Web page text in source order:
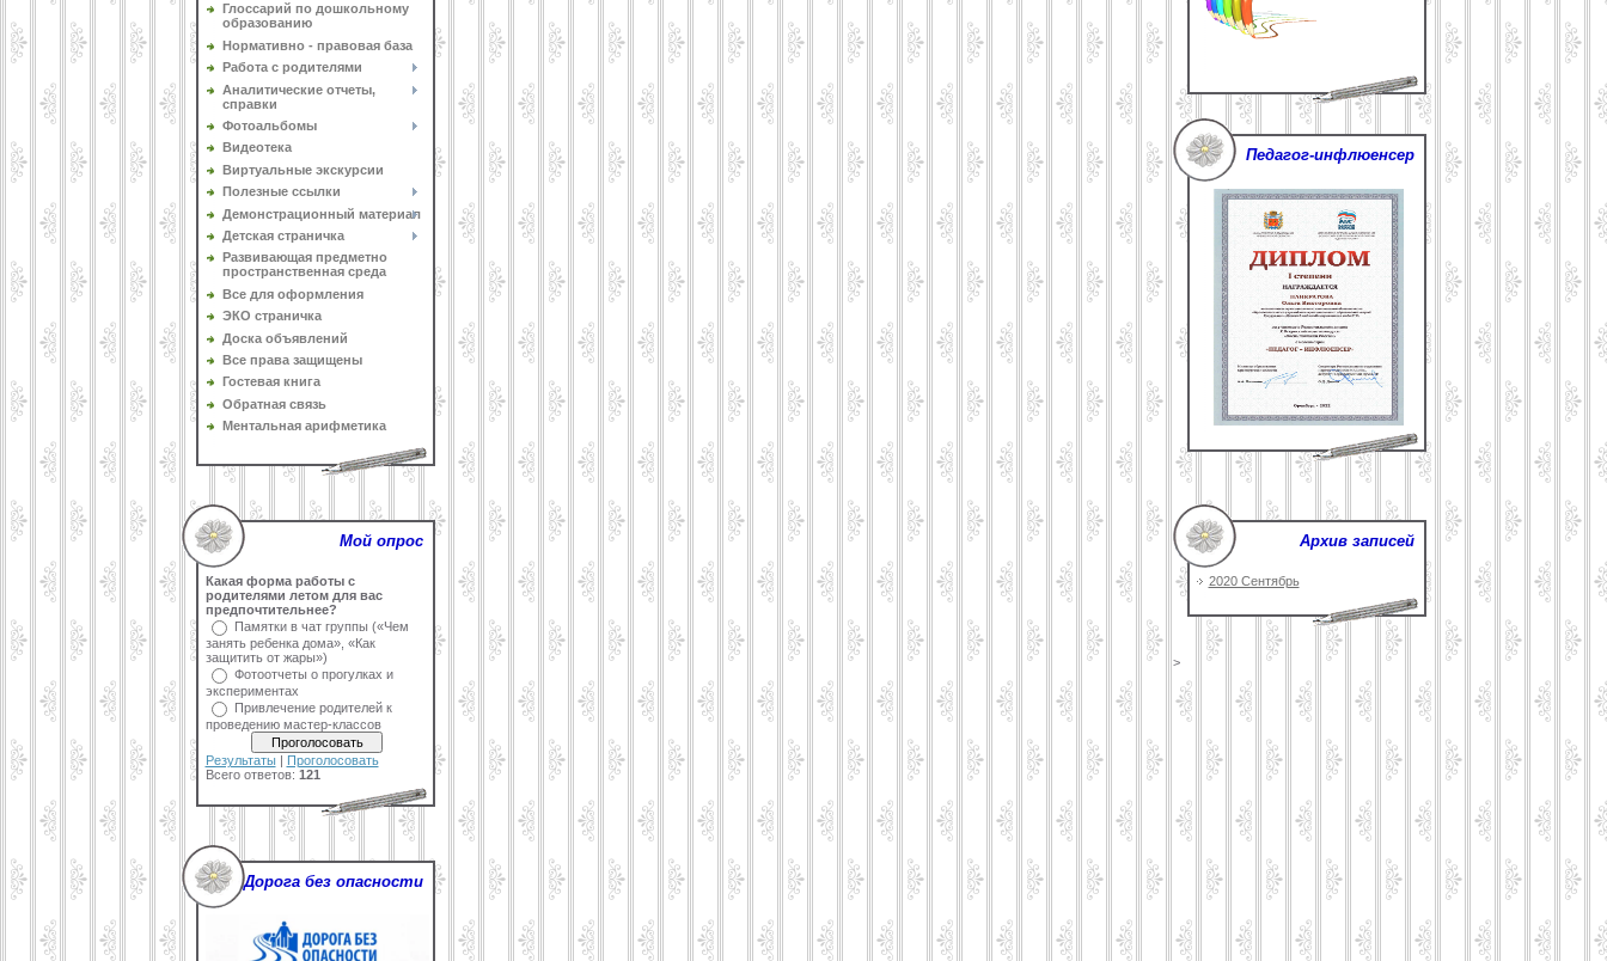
Глоссарий по дошкольному
образованию
Нормативно - правовая база
Работа с родителями
Аналитические отчеты,
справки
Фотоальбомы
Видеотека
Виртуальные экскурсии
Полезные ссылки
Демонстрационный материал
Детская страничка
Развивающая предметно
пространственная среда
Все для оформления
ЭКО страничка
Доска объявлений
Все права защищены
Гостевая книга
Обратная связь
Ментальная арифметика
Мой опрос
Какая форма работы с
родителями летом для вас
предпочтительнее?
Памятки в чат группы («Чем
занять ребенка дома», «Как
защитить от жары»)
Фотоотчеты о прогулках и
экспериментах
Привлечение родителей к
проведению мастер-классов
Результаты| Проголосовать
Всего ответов: 121
Дорога без опасности
Педагог-инфлюенсер
Архив записей
2020 Сентябрь
>